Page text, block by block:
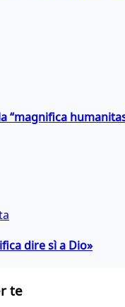
“magnifica
dire sì a Dio»
te